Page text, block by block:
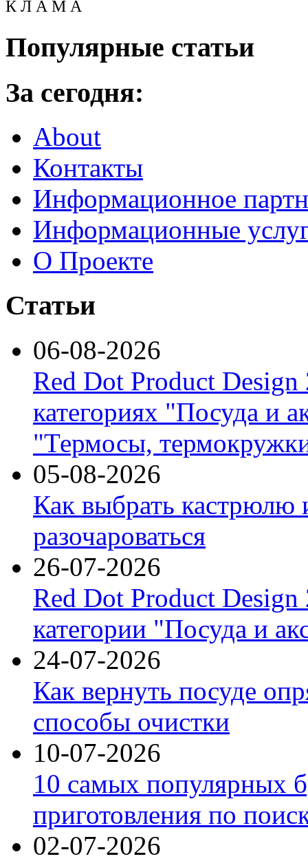
К Л А М А
Популярные статьи
За сегодня:
About
Контакты
Информационное
Информационные
О Проекте
Статьи
06-08-2026
Red Dot Product Design
категориях "Посуда и
"Термосы,
05-08-2026
Как выбрать кастрюлю
разочароваться
26-07-2026
Red Dot Product Design
категории "Посуда и
24-07-2026
Как вернуть посуде
способы очистки
10-07-2026
10 самых популярных
приготовления по
02-07-2026